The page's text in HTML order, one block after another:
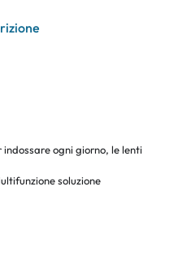
indossare ogni giorno, le lenti
soluzione